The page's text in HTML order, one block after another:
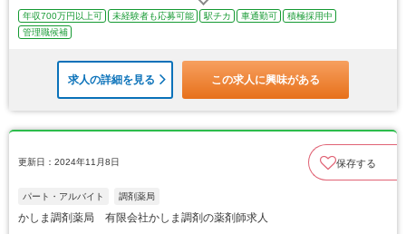
年収700万円以上可 未経験者も応募可能 駅チカ 車通勤可
積極採用中
管理職候補
求人の詳細を見る この求人に興味がある
更新日：2024年11月8日 保存する
パート・アルバイト 調剤薬局
かしま調剤薬局 有限会社かしま調剤の薬剤師求人